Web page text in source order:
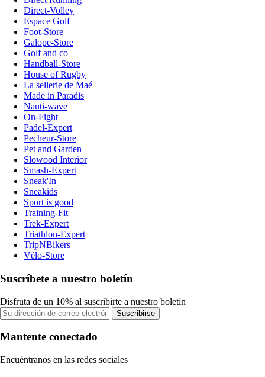
Direct-Volley
Espace Golf
Foot-Store
Galope-Store
Golf and co
Handball-Store
House of Rugby
La sellerie de Maé
Made in Paradis
Nauti-wave
On-Fight
Padel-Expert
Pecheur-Store
Pet and Garden
Slowood Interior
Smash-Expert
Sneak'In
Sneakids
Sport is good
Training-Fit
Trek-Expert
Triathlon-Expert
TripNBikers
Vélo-Store
Suscríbete a nuestro boletín
Disfruta de un 10% al suscribirte a nuestro boletín
Suscribirse
Mantente conectado
Encuéntranos en las redes sociales